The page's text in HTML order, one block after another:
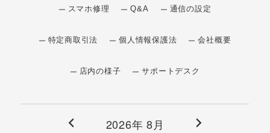
スマホ修理 Q&A 通信の設定
特定商取引法 個人情報保護法 会社概要
店内の様子 サポートデスク
2026年 8月